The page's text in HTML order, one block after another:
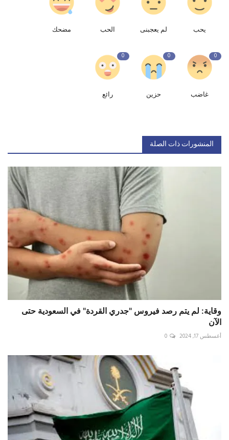
يحب لم يعجبنى الحب مضحك
0
غاضب
0
حزين
0
رائع
المنشورات ذات الصلة
وقاية: لم يتم رصد فيروس "جدري القردة" في السعودية حتى
الآن
أغسطس 17, 2024 0